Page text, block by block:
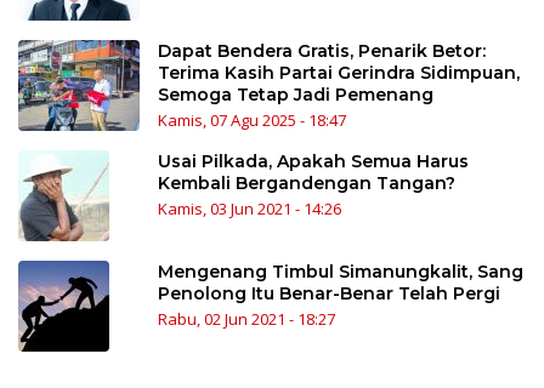
Dapat Bendera Gratis, Penarik Betor:
Terima Kasih Partai Gerindra Sidimpuan,
Semoga Tetap Jadi Pemenang
Kamis, 07 Agu 2025 - 18:47
Usai Pilkada, Apakah Semua Harus
Kembali Bergandengan Tangan?
Kamis, 03 Jun 2021 - 14:26
Mengenang Timbul Simanungkalit, Sang
Penolong Itu Benar-Benar Telah Pergi
Rabu, 02 Jun 2021 - 18:27